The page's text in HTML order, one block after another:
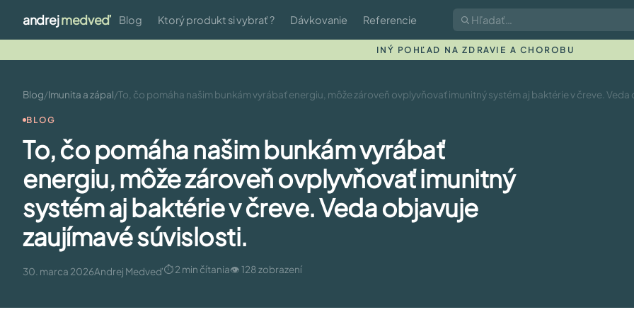
andrejmedveď Blog Ktorý produkt si vybrať ? Dávkovanie Referencie
INÝ POHĽAD NA ZDRAVIE A CHOROBU
Blog/Imunita a zápal/To, čo pomáha našim bunkám vyrábať energiu, môže zároveň ovplyvňovať imunitný systém aj baktérie v čreve. Veda
BLOG
To, čo pomáha našim bunkám vyrábať
energiu, môže zároveň ovplyvňovať imunitný
systém aj baktérie v čreve. Veda objavuje
zaujímavé súvislosti.
30. marca 2026Andrej Medveď⏱ 2 min čítania👁 128 zobrazení